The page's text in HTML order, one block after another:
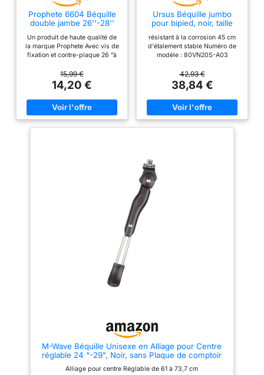
Prophete 6604 Béquille
double jambe 26''-28''
réglable, Noir
Un produit de haute qualité de
la marque Prophete Avec vis de
fixation et contre-plaque 26 ”à
15,99 €
14,20 €
Ursus Béquille jumbo
pour bipied, noir, taille
résistant à la corrosion 45 cm
d'étalement stable Numéro de
modèle : 80VN20S-A03
hargable jusqu'à 80 kg
recommandé pour les vélos
électriques, les vélos de
transport, les tandems, les
vélos avec siège enfant Non
compatible avec les vélos de
moins de 28 po et Riverside
42,93 €
38,84 €
M-Wave Béquille Unisexe en Alliage pour Centre
réglable 24 "-29", Noir, sans Plaque de comptoir
Alliage pour centre Réglable de 61 à 73,7 cm